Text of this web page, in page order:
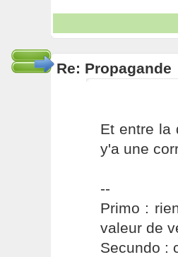
Re: Propagande
Et entre la
y'a une
--
Primo :
valeur de
Secundo :